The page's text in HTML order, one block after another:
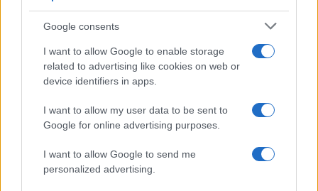
Google consents
I want to allow Google to enable storage
related to advertising like cookies on web or
device identifiers in apps.
I want to allow my user data to be sent to
Google for online advertising purposes.
I want to allow Google to send me
personalized advertising.
Guía para definir intereses y
competencias en carreras STEAM
Identifica tus intereses y competencias en datos, IA,…
CIENCIA Y TECNOLOGÍA